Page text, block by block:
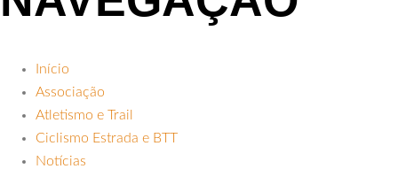
Início
Associação
Atletismo e Trail
Ciclismo Estrada e BTT
Notícias